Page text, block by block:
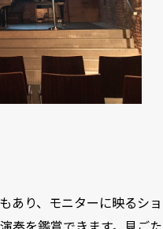
あり、モニターに映るショ